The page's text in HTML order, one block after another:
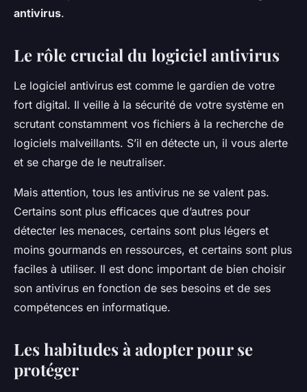
antivirus.
Le rôle crucial du logiciel antivirus
Le logiciel antivirus est comme le gardien de votre
fort digital. Il veille à la sécurité de votre système en
scrutant constamment vos fichiers à la recherche de
logiciels malveillants. S’il en détecte un, il vous alerte
et se charge de le neutraliser.
Mais attention, tous les antivirus ne se valent pas.
Certains sont plus efficaces que d’autres pour
détecter les menaces, certains sont plus légers et
moins gourmands en ressources, et certains sont plus
faciles à utiliser. Il est donc important de bien choisir
son antivirus en fonction de ses besoins et de ses
compétences en informatique.
Les habitudes à adopter pour se
protéger